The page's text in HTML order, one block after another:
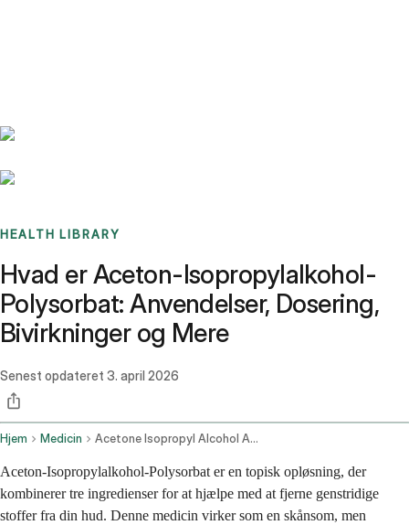
HEALTH LIBRARY
Hvad er Aceton-Isopropylalkohol-
Polysorbat: Anvendelser, Dosering,
Bivirkninger og Mere
Senest opdateret 3. april 2026
Hjem Medicin Acetone Isopropyl Alcohol And Polysorbate Topical Route
Aceton-Isopropylalkohol-Polysorbat er en topisk opløsning, der
kombinerer tre ingredienser for at hjælpe med at fjerne genstridige
stoffer fra din hud. Denne medicin virker som en skånsom, men